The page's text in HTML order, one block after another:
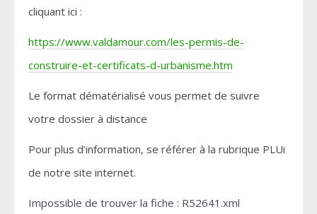
cliquant ici :
https://www.valdamour.com/les-permis-de-
construire-et-certificats-d-urbanisme.htm
Le format dématérialisé vous permet de suivre
votre dossier à distance
Pour plus d’information, se référer à la rubrique PLUi
de notre site internet.
Impossible de trouver la fiche : R52641.xml